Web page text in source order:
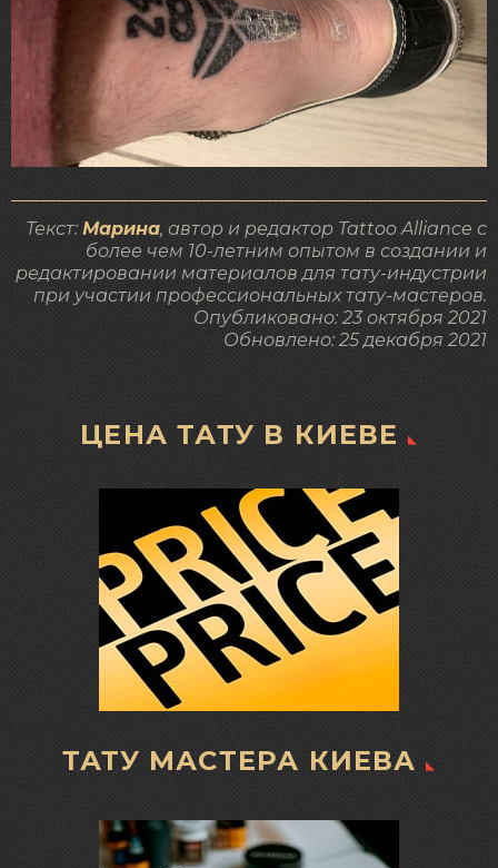
Текст: Марина, автор и редактор Tattoo Alliance с
более чем 10-летним опытом в создании и
редактировании материалов для тату-индустрии
при участии профессиональных тату-мастеров.
Опубликовано:23 октября 2021
Обновлено:25 декабря 2021
ЦЕНА ТАТУ В КИЕВЕ
ТАТУ МАСТЕРА КИЕВА